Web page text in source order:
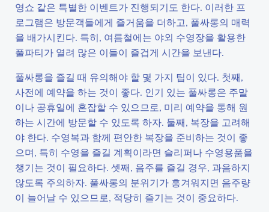
영쇼 같은 특별한 이벤트가 진행되기도 한다. 이러한 프
로그램은 방문객들에게 즐거움을 더하고, 풀싸롱의 매력
을 배가시킨다. 특히, 여름철에는 야외 수영장을 활용한
풀파티가 열려 많은 이들이 즐겁게 시간을 보낸다.
풀싸롱을 즐길 때 유의해야 할 몇 가지 팁이 있다. 첫째,
사전에 예약을 하는 것이 좋다. 인기 있는 풀싸롱은 주말
이나 공휴일에 혼잡할 수 있으므로, 미리 예약을 통해 원
하는 시간에 방문할 수 있도록 하자. 둘째, 복장을 고려해
야 한다. 수영복과 함께 편안한 복장을 준비하는 것이 좋
으며, 특히 수영을 즐길 계획이라면 슬리퍼나 수영용품을
챙기는 것이 필요하다. 셋째, 음주를 즐길 경우, 과음하지
않도록 주의하자. 풀싸롱의 분위기가 흥겨워지면 음주량
이 늘어날 수 있으므로, 적당히 즐기는 것이 중요하다.